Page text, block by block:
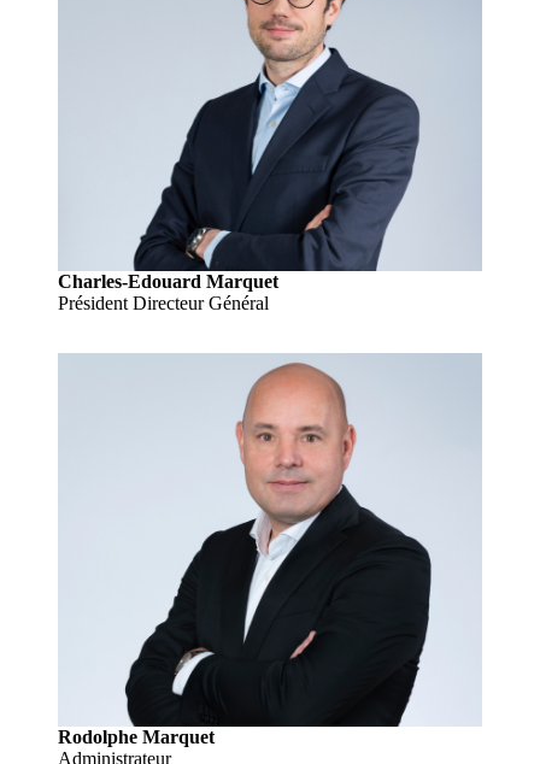
Charles-Edouard Marquet
Président Directeur Général
Rodolphe Marquet
Administrateur